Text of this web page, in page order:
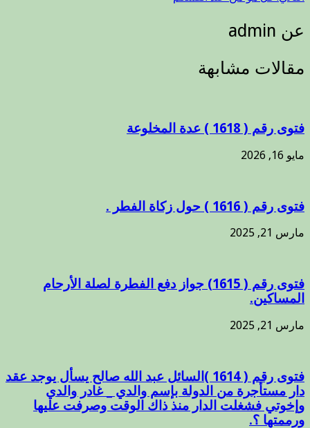
عن admin
مقالات مشابهة
فتوى رقم ( 1618 ) عدة المخلوعة
مايو 16, 2026
فتوى رقم ( 1616 ) حول زكاة الفطر .
مارس 21, 2025
فتوى رقم ( 1615) جواز دفع الفطرة لصلة الأرحام
المساكين.
مارس 21, 2025
فتوى رقم ( 1614 )السائل عبد الله صالح يسأل يوجد عقد
دار مستأجرة من الدولة بإسم والدي _ غادر والدي
وإخوتي فشغلت الدار منذ ذاك الوقت وصرفت عليها
ورممتها ؟.